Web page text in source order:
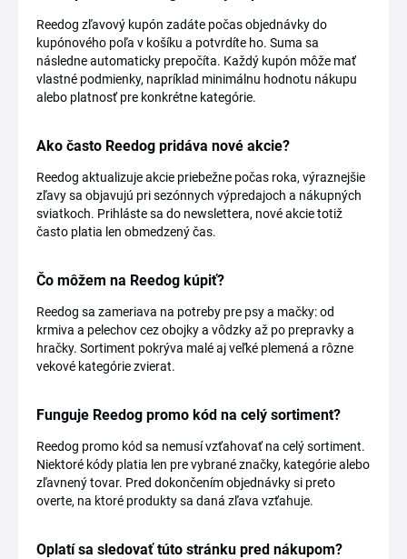
Reedog zľavový kupón zadáte počas objednávky do
kupónového poľa v košíku a potvrdíte ho. Suma sa
následne automaticky prepočíta. Každý kupón môže mať
vlastné podmienky, napríklad minimálnu hodnotu nákupu
alebo platnosť pre konkrétne kategórie.
Ako často Reedog pridáva nové akcie?
Reedog aktualizuje akcie priebežne počas roka, výraznejšie
zľavy sa objavujú pri sezónnych výpredajoch a nákupných
sviatkoch. Prihláste sa do newslettera, nové akcie totiž
často platia len obmedzený čas.
Čo môžem na Reedog kúpiť?
Reedog sa zameriava na potreby pre psy a mačky: od
krmiva a pelechov cez obojky a vôdzky až po prepravky a
hračky. Sortiment pokrýva malé aj veľké plemená a rôzne
vekové kategórie zvierat.
Funguje Reedog promo kód na celý sortiment?
Reedog promo kód sa nemusí vzťahovať na celý sortiment.
Niektoré kódy platia len pre vybrané značky, kategórie alebo
zľavnený tovar. Pred dokončením objednávky si preto
overte, na ktoré produkty sa daná zľava vzťahuje.
Oplatí sa sledovať túto stránku pred nákupom?